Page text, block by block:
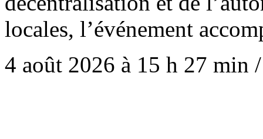
locales, l’événement
4 août 2026 à 15 h 27 min